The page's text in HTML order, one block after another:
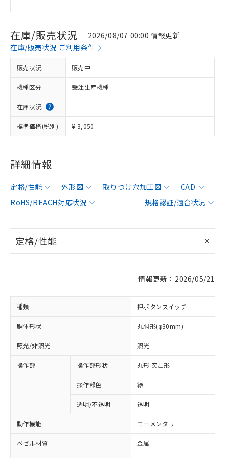
在庫/販売状況
2026/08/07 00:00 情報更新
在庫/販売状況 ご利用条件
販売状況 販売中
機種区分 受注生産機種
在庫状況
標準価格(税別) ¥ 3,050
詳細情報
定格/性能 外形図 取りつけ穴加工図
CAD
RoHS/REACH対応状況
規格認証/適合状況
定格/性能
情報更新：2026/05/21
種類 押ボタンスイッチ
胴体形状 丸胴形(φ30mm)
照光/非照光 照光
操作部 操作部形状 丸形 突出形
操作部色 緑
透明/不透明 透明
動作機能 モーメンタリ
ベゼル材質 金属